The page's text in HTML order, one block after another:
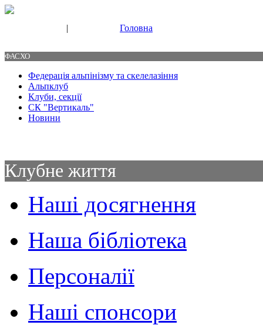
| Головна
ФАСХО
Федерація альпінізму та скелелазіння
Альпклуб
Клуби, секції
СК "Вертикаль"
Новини
Клубне життя
Наші досягнення
Наша бібліотека
Персоналії
Наші спонсори